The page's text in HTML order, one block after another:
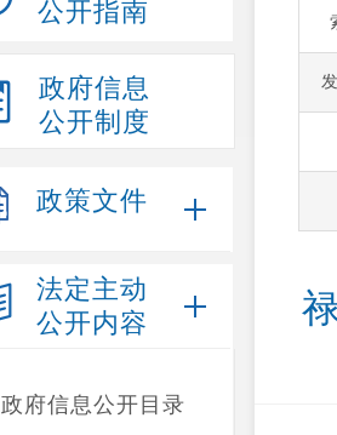
公开指南
政府信息
公开制度
政策文件
法定主动
公开内容
政府信息公开目录